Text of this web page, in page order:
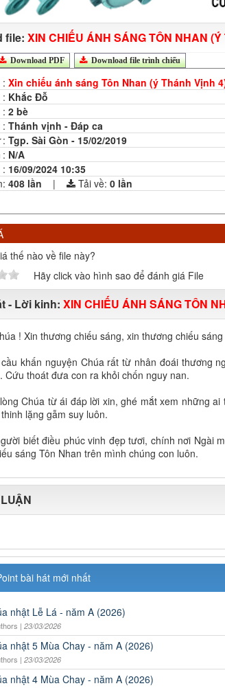
file: XIN CHIẾU ÁNH SÁNG TÔN NHAN
Download PDF Download file trình chiếu
: Xin chiếu ánh sáng Tôn Nhan (ý Thánh Vịnh
: Khắc Đỗ
: 2 bè
: Thánh vịnh - Đáp ca
: Tgp. Sài Gòn - 15/02/2019
: N/A
: 16/09/2024 10:35
: 408 lần | Tải về: 0 lần
thế nào về file này?
Hãy click vào hình sao để đánh giá File
- Lời kinh: XIN CHIẾU ÁNH SÁNG TÔN
! Xin thương chiếu sáng, xin thương chiếu
khấn nguyện Chúa rất từ nhân đoái thương
Cứu thoát đưa con ra khỏi chốn nguy nan.
Chúa từ ái đáp lời xin, ghé mắt xem những
lặng gẫm suy luôn.
biết điều phúc vinh đẹp tươi, chính nơi Ngài
sáng Tôn Nhan trên mình chúng con luôn.
bài hát mới nhất
nhật Lễ Lá - năm A (2026)
| 23/03/2026
nhật 5 Mùa Chay - năm A (2026)
| 23/03/2026
nhật 4 Mùa Chay - năm A (2026)